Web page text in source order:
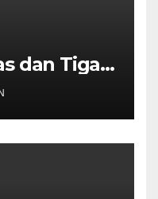
dan Tiga
Warga